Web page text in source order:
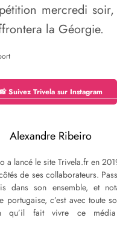
mercredi
la Géorgie.
Suivez Trivela sur Instagram
Alexandre Ribeiro
a lancé le site Trivela.fr en
de ses collaborateurs.
dans son ensemble, et
portugaise, c’est avec toute
qu’il fait vivre ce